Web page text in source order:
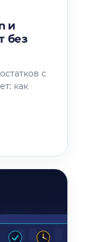
и
без
с
как